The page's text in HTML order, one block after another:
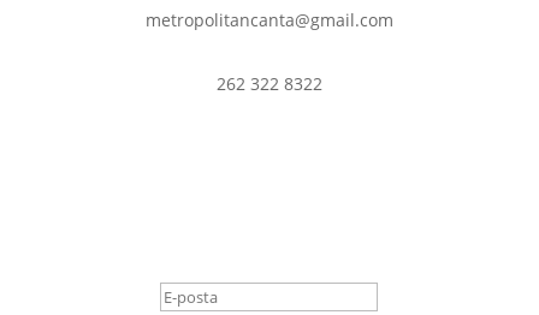
metropolitancanta@gmail.com
262 322 8322